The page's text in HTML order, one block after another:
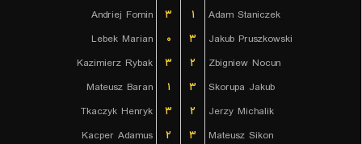
Andriej Fomin
۳ ۱
Adam Staniczek
Lebek Marian
۰ ۳
Jakub Pruszkowski
Kazimierz Rybak
۳ ۲
Zbigniew Nocun
Mateusz Baran
۱ ۳
Skorupa Jakub
Tkaczyk Henryk
۳ ۲
Jerzy Michalik
Kacper Adamus
۲ ۳
Mateusz Sikon